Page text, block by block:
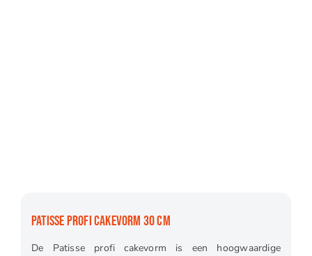
PATISSE PROFI CAKEVORM 30 CM
De Patisse profi cakevorm is een hoogwaardige